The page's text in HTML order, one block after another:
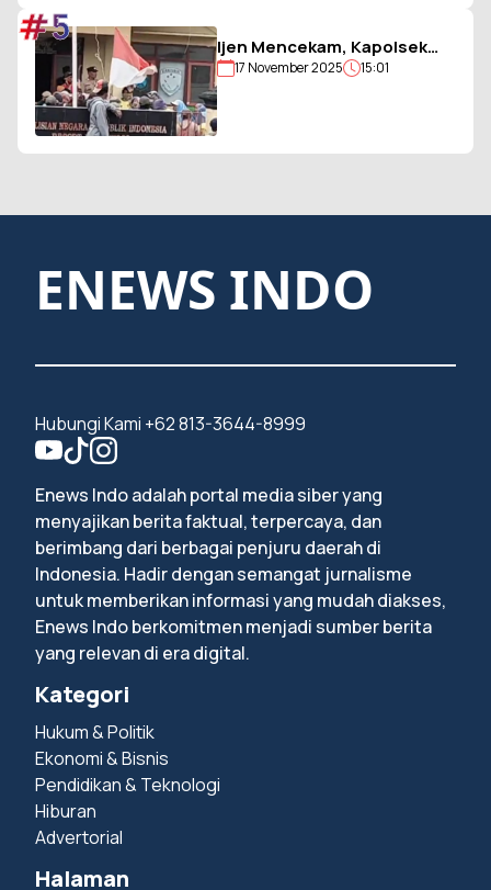
Ijen Mencekam, Kapolsek
Sempol Disandera, Bendera
17 November 2025 15:01
#5
ENEWS INDO
Hubungi Kami +62 813-3644-8999
Enews Indo adalah portal media siber yang
menyajikan berita faktual, terpercaya, dan
berimbang dari berbagai penjuru daerah di
Indonesia. Hadir dengan semangat jurnalisme
untuk memberikan informasi yang mudah diakses,
Enews Indo berkomitmen menjadi sumber berita
yang relevan di era digital.
Kategori
Hukum & Politik
Ekonomi & Bisnis
Pendidikan & Teknologi
Hiburan
Advertorial
Halaman